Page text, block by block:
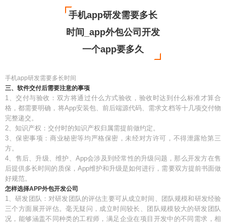
手机app研发需要多长
时间_app外包公司开发
一个app要多久
手机app研发需要多长时间
三、软件交付后需要注意的事项
1、交付与验收：双方将通过什么方式验收，验收时达到什么标准才算合
格，都需要明确，将App安装包、前后端源代码、需求文档等十几项交付物
完整递交。
2、知识产权：交付时的知识产权归属需提前做约定。
3、保密事项：商业秘密等均严格保密，未经对方许可，不得泄露给第三
方。
4、售后、升级、维护、App会涉及到经常性的升级问题，那么开发方在售
后提供多长时间的质保，App维护和升级是如何进行，需要双方提前书面做
好规范。
怎样选择APP外包开发公司
1、研发团队：对研发团队的评估主要可从成立时间、团队规模和研发经验
三个方面展开评估。毫无疑问，成立时间较长、团队规模较大的研发团队
况，能够涵盖不同种类的工程师，满足企业在项目开发中的不同需求，相